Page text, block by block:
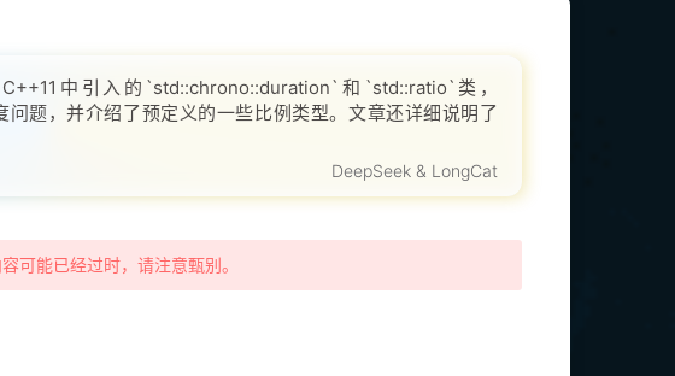
中引入的`std::chrono::duration`和`std::ratio`类，
题，并介绍了预定义的一些比例类型。文章还详细说明了
基于1
DeepSeek & LongCat
可能已经过时，请注意甄别。